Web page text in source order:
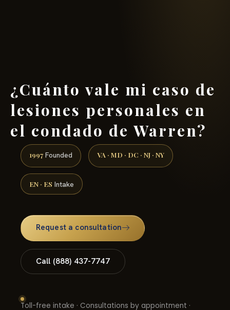
¿Cuánto vale mi caso de
lesiones personales en
el condado de Warren?
1997 Founded VA · MD · DC · NJ · NY
EN · ES Intake
Request a consultation
Call (888) 437-7747
Toll-free intake · Consultations by appointment ·